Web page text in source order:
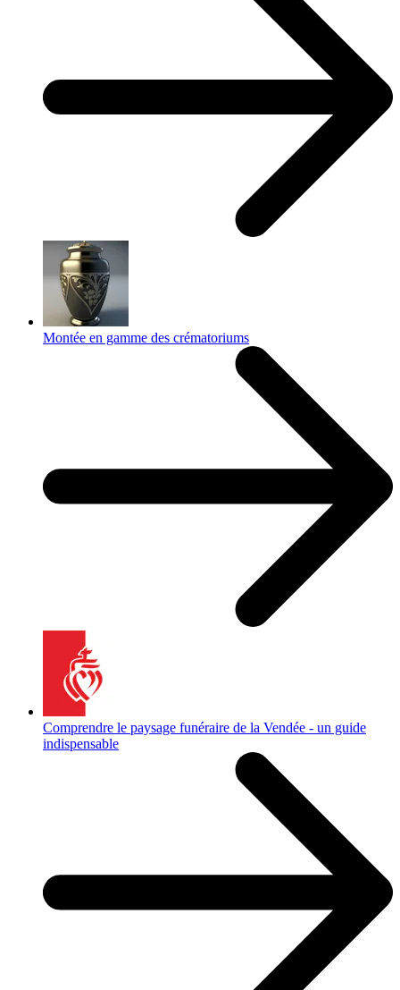
Montée en gamme des crématoriums
Comprendre le paysage funéraire de la Vendée - un guide
indispensable